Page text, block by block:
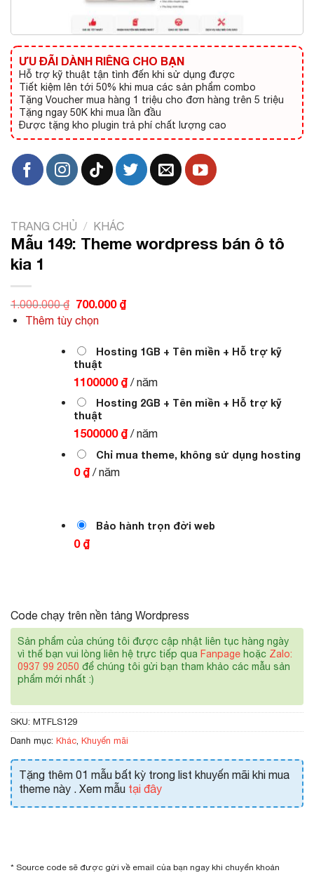
ƯU ĐÃI DÀNH RIÊNG CHO BẠN
Hỗ trợ kỹ thuật tận tình đến khi sử dụng được
Tiết kiệm lên tới 50% khi mua các sản phẩm combo
Tặng Voucher mua hàng 1 triệu cho đơn hàng trên 5 triệu
Tặng ngay 50K khi mua lần đầu
Được tặng kho plugin trả phí chất lượng cao
TRANG CHỦ / KHÁC
Mẫu 149: Theme wordpress bán ô tô
kia 1
1.000.000₫ Giá
gốc
là:
700.000 ₫Giá
700.000 ₫.
Thêm tùy chọn
Hosting 1GB + Tên miền + Hỗ trợ kỹ
thuật
1100000 ₫ / năm
Hosting 2GB + Tên miền + Hỗ trợ kỹ
thuật
1500000 ₫ / năm
Chỉ mua theme, không sử dụng hosting
0 ₫ / năm
Bảo hành trọn đời web
0 ₫
Code chạy trên nền tảng Wordpress
Sản phẩm của chúng tôi được cập nhật liên tục hàng ngày
vì thế bạn vui lòng liên hệ trực tiếp qua Fanpage hoặc Zalo:
0937 99 2050 để chúng tôi gửi bạn tham khảo các mẫu sản
phẩm mới nhất :)
SKU: MTFLS129
Danh mục: Khác Khuyến mãi
Tặng thêm 01 mẫu bất kỳ trong list khuyến mãi khi mua
theme này . Xem mẫu tại đây
* Source code sẽ được gửi về email của bạn ngay khi chuyển khoản